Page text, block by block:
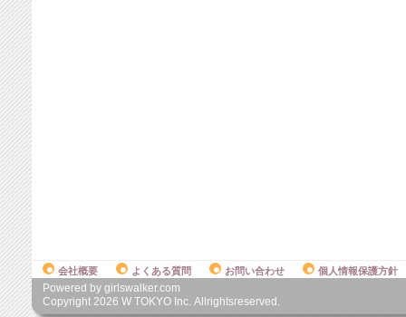
会社概要 よくある質問 お問い合わせ 個人情報保護方針
Powered by girlswalker.com
Copyright 2026 W TOKYO Inc. Allrightsreserved.